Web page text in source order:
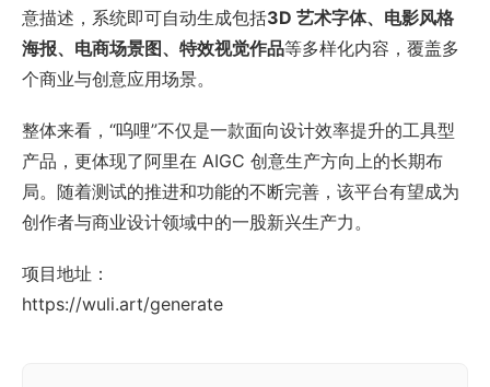
意描述，系统即可自动生成包括3D 艺术字体、电影风格
海报、电商场景图、特效视觉作品等多样化内容，覆盖多
个商业与创意应用场景。
整体来看，“呜哩”不仅是一款面向设计效率提升的工具型
产品，更体现了阿里在 AIGC 创意生产方向上的长期布
局。随着测试的推进和功能的不断完善，该平台有望成为
创作者与商业设计领域中的一股新兴生产力。
项目地址：
https://wuli.art/generate